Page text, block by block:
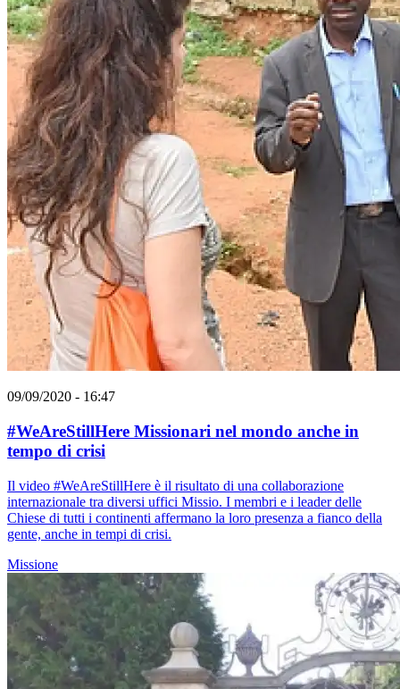
09/09/2020 - 16:47
#WeAreStillHere Missionari nel mondo anche in
tempo di crisi
Il video #WeAreStillHere è il risultato di una collaborazione
internazionale tra diversi uffici Missio. I membri e i leader delle
Chiese di tutti i continenti affermano la loro presenza a fianco della
gente, anche in tempi di crisi.
Missione